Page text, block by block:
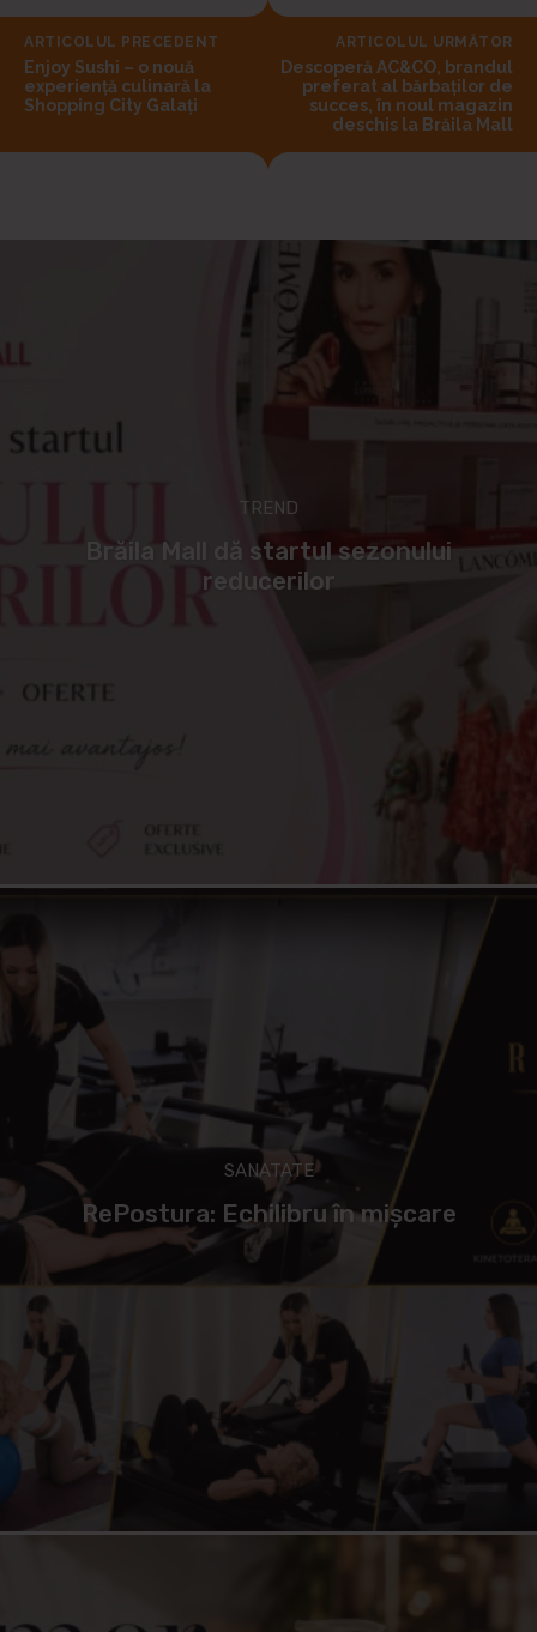
ARTICOLUL PRECEDENT
Enjoy Sushi – o nouă
experiență culinară la
Shopping City Galați
ARTICOLUL URMĂTOR
Descoperă AC&CO, brandul
preferat al bărbaților de
succes, în noul magazin
deschis la Brăila Mall
TREND
Brăila Mall dă startul sezonului
reducerilor
SANATATE
RePostura: Echilibru în mișcare